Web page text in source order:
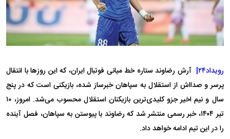
رویداد۲۴|
آرش رضاوند ستاره خط میانی فوتبال ایران، که این روز‌ها با انتقال
پرسر و صدا‌اش از استقلال به سپاهان خبرساز شده، بازیکنی است که در پنج
سال و نیم اخیر جزو کلیدی‌ترین بازیکنان استقلال محسوب می‌شد. امروز، ۱۰
تیر ۱۴۰۴، خبر رسمی منتشر شد که رضاوند با پیوستن به سپاهان، فصل آینده
را در این تیم ادامه خواهد داد.